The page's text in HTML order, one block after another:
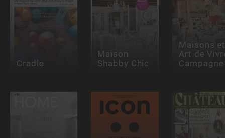
Cradle
Maison
Shabby Chic
Maisons
Art de
Campagne